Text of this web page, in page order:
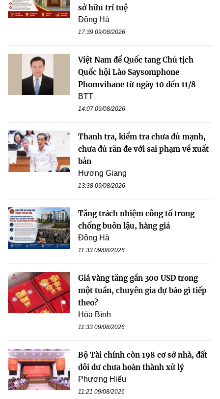
sở hữu trí tuệ
Đông Hà
17:39 09/08/2026
Việt Nam để Quốc tang Chủ tịch
Quốc hội Lào Saysomphone
Phomvihane từ ngày 10 đến 11/8
BTT
14:07 09/08/2026
Thanh tra, kiểm tra chưa đủ mạnh,
chưa đủ răn đe với sai phạm về xuất
bản
Hương Giang
13:38 09/08/2026
Tăng trách nhiệm công tố trong
chống buôn lậu, hàng giả
Đông Hà
11:33 09/08/2026
Giá vàng tăng gần 300 USD trong
một tuần, chuyên gia dự báo gì tiếp
theo?
Hòa Bình
11:33 09/08/2026
Bộ Tài chính còn 198 cơ sở nhà, đất
dôi dư chưa hoàn thành xử lý
Phương Hiếu
11:21 09/08/2026